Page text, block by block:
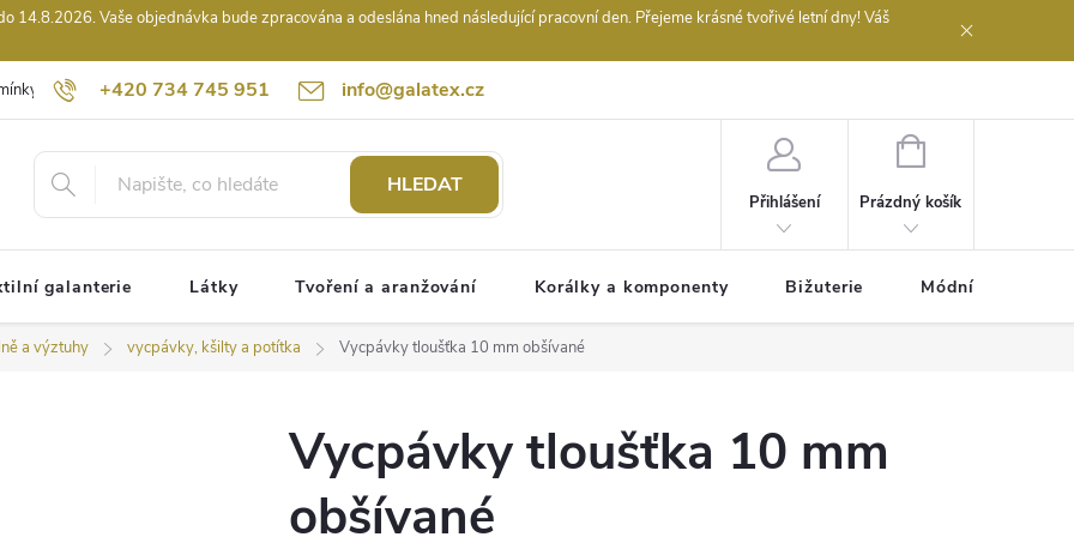
14.8.2026. Vaše objednávka bude zpracována a odeslána hned následující pracovní den. Přejeme krásné tvořivé letní dny! Váš
+420 734 745 951 info@galatex.cz
Podmínky ochrany osobních údajů Kontakty Hodnocení obchodu
HLEDAT
Přihlášení
NÁKUPNÍ
Prázdný košík
galanterie Látky Tvoření a aranžování Korálky a komponenty Bižuterie Módní doplňky
a výztuhy vycpávky, kšilty a potítka Vycpávky tloušťka 10 mm obšívané
Vycpávky tloušťka 10 mm
obšívané